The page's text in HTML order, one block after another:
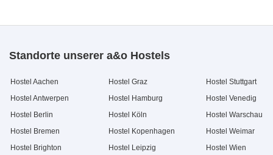
Standorte unserer a&o Hostels
Hostel Aachen
Hostel Antwerpen
Hostel Berlin
Hostel Bremen
Hostel Brighton
Hostel Graz
Hostel Hamburg
Hostel Köln
Hostel Kopenhagen
Hostel Leipzig
Hostel Stuttgart
Hostel Venedig
Hostel Warschau
Hostel Weimar
Hostel Wien